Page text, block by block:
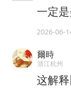
一定
2026-06-
爾時
浙江杭州
这解